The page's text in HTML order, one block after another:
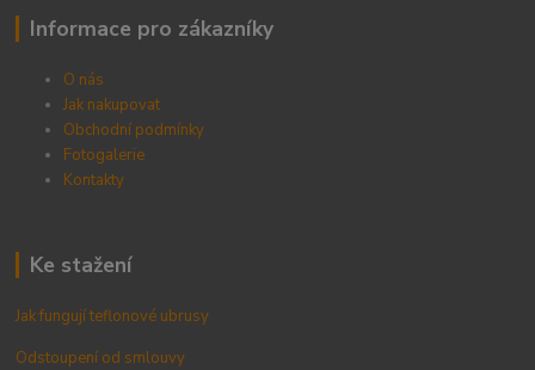
Informace pro zákazníky
O nás
Jak nakupovat
Obchodní podmínky
Fotogalerie
Kontakty
Ke stažení
Jak fungují teflonové ubrusy
Odstoupení od smlouvy